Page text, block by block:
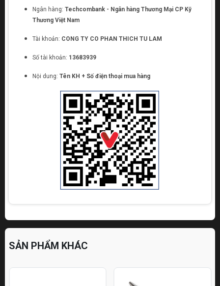
Ngân hàng: Techcombank - Ngân hàng Thương Mại CP Kỹ
Thương Việt Nam
Tài khoản: CONG TY CO PHAN THICH TU LAM
Số tài khoản: 13683939
Nội dung: Tên KH + Số điện thoại mua hàng
SẢN PHẨM KHÁC